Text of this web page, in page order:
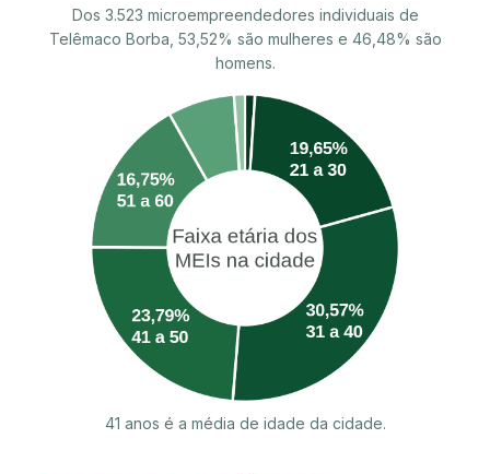
Dos 3.523 microempreendedores individuais de
Telêmaco Borba, 53,52% são mulheres e 46,48% são
homens.
41 anos é a média de idade da cidade.